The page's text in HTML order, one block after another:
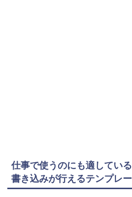
仕事で使うのにも適してい
書き込みが行えるテンプレ